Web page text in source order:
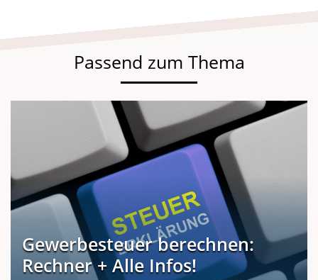
Passend zum Thema
Gewerbesteuer berechnen:
Rechner + Alle Infos!